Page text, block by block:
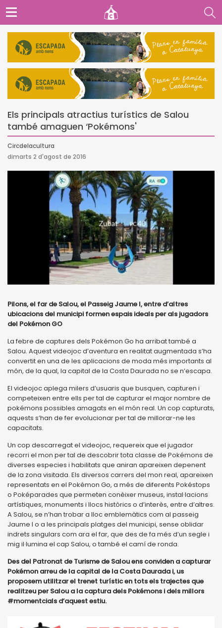
Els principals atractius turístics de Salou
també amaguen ‘Pokémons'
Circdelacultura
dimarts 2 d'agost de 2016
Pilons, el far de Salou, el Passeig Jaume I, entre d’altres
ubicacions del municipi formen espais ideals per als jugadors
del Pokémon GO
La febre de captures dels Pokémon Go ha arribat també a
Salou. Aquest videojoc d’aventura en realitat augmentada s’ha
convertit en una de les aplicacions de moda més importants al
món, de la qual, la capital de la Costa Daurada no se n’escapa.
El videojoc aplega milers d’usuaris que busquen, capturen i
competeixen entre ells per tal de capturar el major nombre de
pokémons possibles amagats en el món real. Un cop capturats,
aquests s’han de fer evolucionar per tal de millorar-ne les
capacitats.
Un cop descarregat el videojoc, requereix que el jugador
recorri el mon per tal de descobrir tota classe de Pokémons de
diverses especies i habilitats que aniran apareixen depenent
de la zona visitada. Els diversos carrers del mon real, apareixen
representats en el Pokémon Go, a més de diferents Pokéstops
o Poképarades que permeten conèixer museus, instal·lacions
artístiques, monuments i llocs històrics o d’interès, entre d’altres.
A Salou, se n’han trobar a lloc emblemàtics com al passeig
Jaume I o a les principals platges del municipi, sense oblidar
indrets singulars com ara el far, que des de fa més d’un segle i
mig il·lumina el cap Salou, o també el camí de ronda.
Des del Patronat de Turisme de Salou ens conviden a capturar
Pokémon arreu de la capital de la Costa Daurada i, us
proposem utilitzar el trenet turístic en tots els trajectes que
realitzeu per Salou a la captura dels Pokémons i dels millors
#momentcials d’aquest estiu.